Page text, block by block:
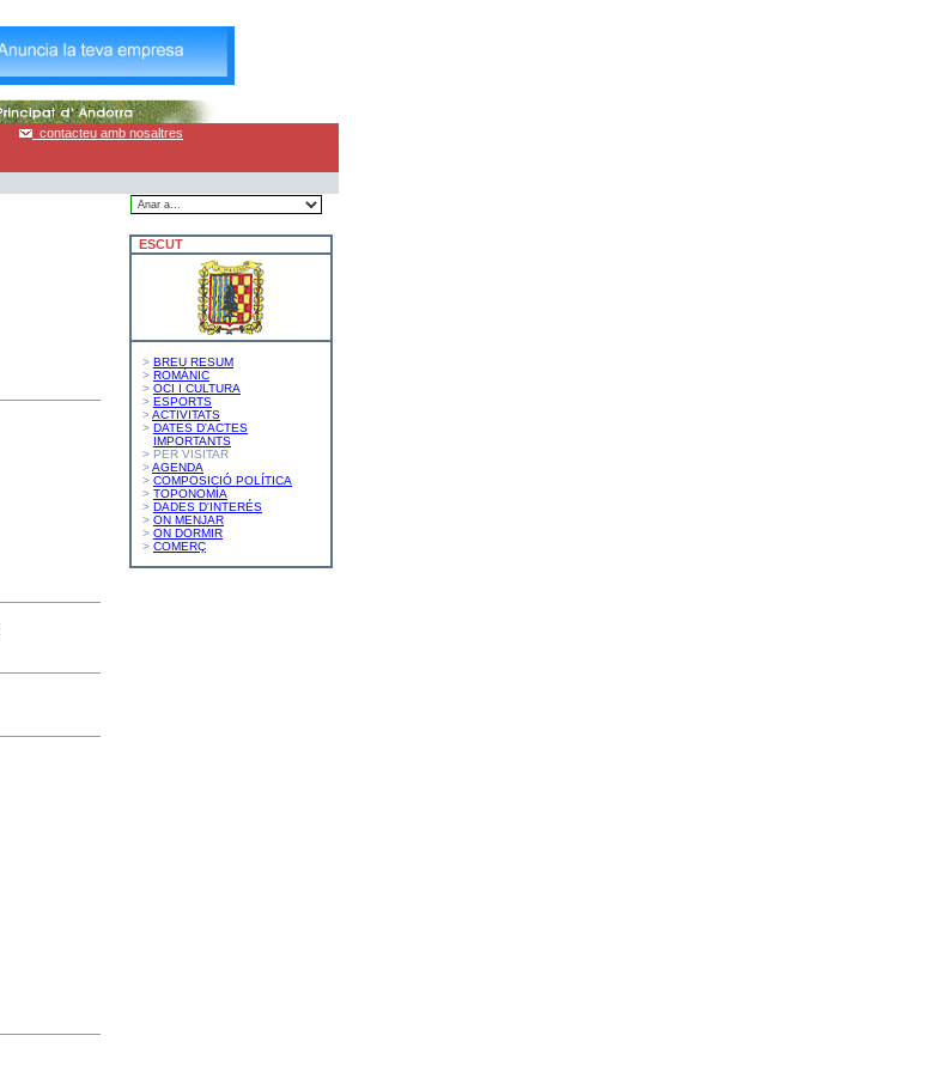
contacteu amb nosaltres
ESCUT
> BREU RESUM
> ROMÀNIC
> OCI I CULTURA
> ESPORTS
>ACTIVITATS
> DATES D'ACTES
IMPORTANTS
> PER VISITAR
>AGENDA
> COMPOSICIÓ POLÍTICA
> TOPONOMÍA
> DADES D'INTERÉS
> ON MENJAR
> ON DORMIR
> COMERÇ